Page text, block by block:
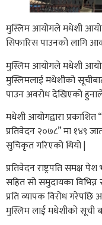
मुस्लिम आयोगले मधेशी
सिफारिस पाउनको लागि
मुस्लिम आयोगले मधेशी
मुस्लिमलाई मधेशीको
पाउन अवरोध देखिएको
मधेशी आयोगद्वारा
प्रतिवेदन २०७८” मा १४९
सुचिकृत गरिएको थियो |
प्रतिवेदन राष्ट्रपति समक्ष
सहित सो समुदायका
प्रति व्यापक विरोध
मुस्लिम लाई मधेशीको सूची